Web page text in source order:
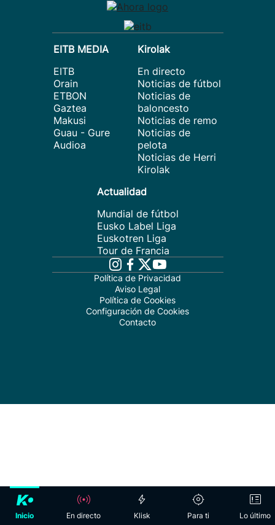
EITB MEDIA
EITB
Orain
ETBON
Gaztea
Makusi
Guau - Gure
Audioa
Kirolak
En directo
Noticias de fútbol
Noticias de
baloncesto
Noticias de remo
Noticias de
pelota
Noticias de Herri
Kirolak
Actualidad
Mundial de fútbol
Eusko Label Liga
Euskotren Liga
Tour de Francia
Política de Privacidad
Aviso Legal
Política de Cookies
Configuración de Cookies
Contacto
Inicio En directo Klisk Para ti Lo último